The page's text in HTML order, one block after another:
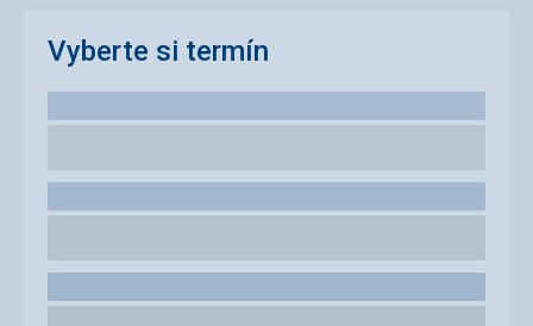
Vyberte si termín